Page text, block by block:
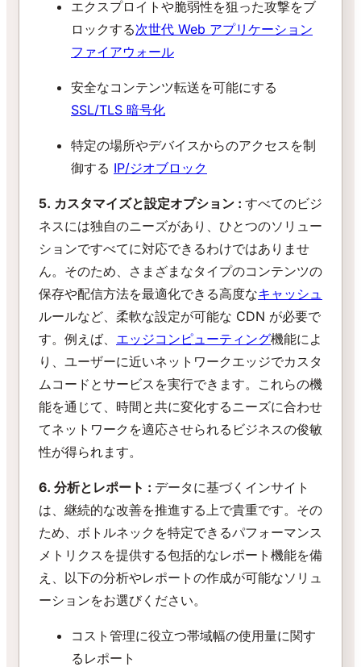
エクスプロイトや脆弱性を狙った攻撃をブ
ロックする次世代 Web アプリケーション
ファイアウォール
安全なコンテンツ転送を可能にする
SSL/TLS 暗号化
特定の場所やデバイスからのアクセスを制
御する IP/ジオブロック
5. カスタマイズと設定オプション : すべてのビジ
ネスには独自のニーズがあり、ひとつのソリュー
ションですべてに対応できるわけではありませ
ん。そのため、さまざまなタイプのコンテンツの
保存や配信方法を最適化できる高度なキャッシュ
ルールなど、柔軟な設定が可能な CDN が必要で
す。例えば、 エッジコンピューティング機能によ
り、ユーザーに近いネットワークエッジでカスタ
ムコードとサービスを実行できます。これらの機
能を通じて、時間と共に変化するニーズに合わせ
てネットワークを適応させられるビジネスの俊敏
性が得られます。
6. 分析とレポート : データに基づくインサイト
は、継続的な改善を推進する上で貴重です。その
ため、ボトルネックを特定できるパフォーマンス
メトリクスを提供する包括的なレポート機能を備
え、以下の分析やレポートの作成が可能なソリュ
ーションをお選びください。
コスト管理に役立つ帯域幅の使用量に関す
るレポート